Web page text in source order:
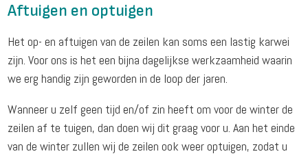
Aftuigen en optuigen
Het op- en aftuigen van de zeilen kan soms een lastig karwei
zijn. Voor ons is het een bijna dagelijkse werkzaamheid waarin
we erg handig zijn geworden in de loop der jaren.
Wanneer u zelf geen tijd en/of zin heeft om voor de winter de
zeilen af te tuigen, dan doen wij dit graag voor u. Aan het einde
van de winter zullen wij de zeilen ook weer optuigen, zodat u